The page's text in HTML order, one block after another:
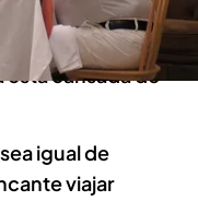
amor para
cansada de
igual de
viajar